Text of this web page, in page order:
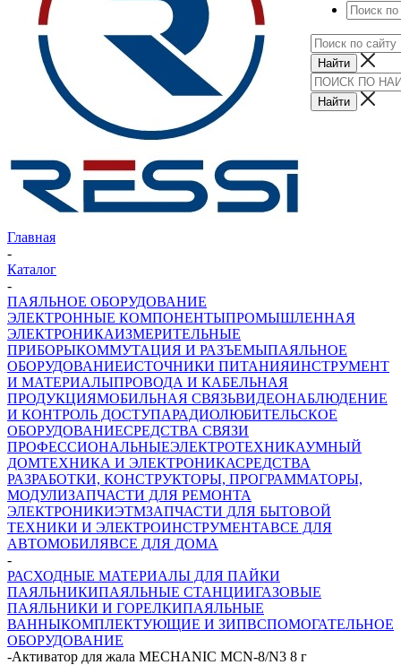
Главная
-
Каталог
-
ПАЯЛЬНОЕ ОБОРУДОВАНИЕ
ЭЛЕКТРОННЫЕ КОМПОНЕНТЫПРОМЫШЛЕННАЯ
ЭЛЕКТРОНИКАИЗМЕРИТЕЛЬНЫЕ
ПРИБОРЫКОММУТАЦИЯ И РАЗЪЕМЫПАЯЛЬНОЕ
ОБОРУДОВАНИЕИСТОЧНИКИ ПИТАНИЯИНСТРУМЕНТ
И МАТЕРИАЛЫПРОВОДА И КАБЕЛЬНАЯ
ПРОДУКЦИЯМОБИЛЬНАЯ СВЯЗЬВИДЕОНАБЛЮДЕНИЕ
И КОНТРОЛЬ ДОСТУПАРАДИОЛЮБИТЕЛЬСКОЕ
ОБОРУДОВАНИЕСРЕДСТВА СВЯЗИ
ПРОФЕССИОНАЛЬНЫЕЭЛЕКТРОТЕХНИКАУМНЫЙ
ДОМТЕХНИКА И ЭЛЕКТРОНИКАСРЕДСТВА
РАЗРАБОТКИ, КОНСТРУКТОРЫ, ПРОГРАММАТОРЫ,
МОДУЛИЗАПЧАСТИ ДЛЯ РЕМОНТА
ЭЛЕКТРОНИКИЭТМЗАПЧАСТИ ДЛЯ БЫТОВОЙ
ТЕХНИКИ И ЭЛЕКТРОИНСТРУМЕНТАВСЕ ДЛЯ
АВТОМОБИЛЯВСЕ ДЛЯ ДОМА
-
РАСХОДНЫЕ МАТЕРИАЛЫ ДЛЯ ПАЙКИ
ПАЯЛЬНИКИПАЯЛЬНЫЕ СТАНЦИИГАЗОВЫЕ
ПАЯЛЬНИКИ И ГОРЕЛКИПАЯЛЬНЫЕ
ВАННЫКОМПЛЕКТУЮЩИЕ И ЗИПВСПОМОГАТЕЛЬНОЕ
ОБОРУДОВАНИЕ
-Активатор для жала MECHANIC MCN-8/N3 8 г